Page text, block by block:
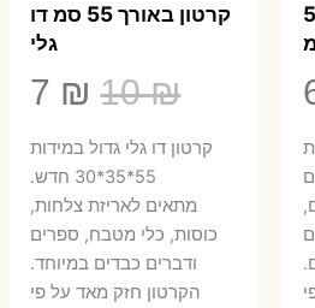
50
הנוכחי
קרטון באורך 55 סמ דו
גלי
10₪
היה:
10 ₪.
7 ₪
7 ₪.
קרטון דו גלי גדול במידות
55*35*30 חדש.
מתאים לאריזת צלחות,
כוסות, כלי מטבח, ספרים
ודברים כבדים במיוחד.
הקרטון חזק מאד על פי